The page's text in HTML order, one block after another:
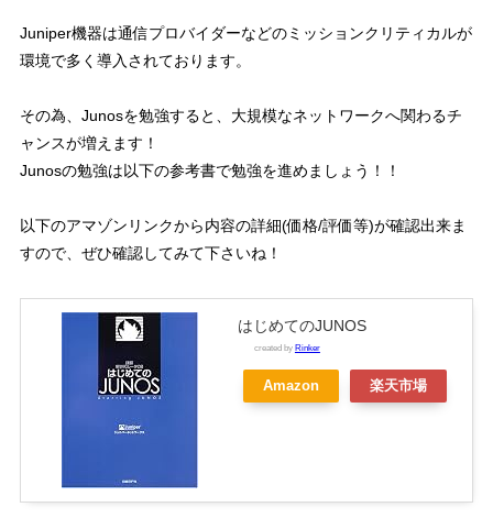
Juniper機器は通信プロバイダーなどのミッションクリティカルが
環境で多く導入されております。
その為、Junosを勉強すると、大規模なネットワークへ関わるチ
ャンスが増えます！
Junosの勉強は以下の参考書で勉強を進めましょう！！
以下のアマゾンリンクから内容の詳細(価格/評価等)が確認出来ま
すので、ぜひ確認してみて下さいね！
はじめてのJUNOS
created by Rinker
Amazon 楽天市場